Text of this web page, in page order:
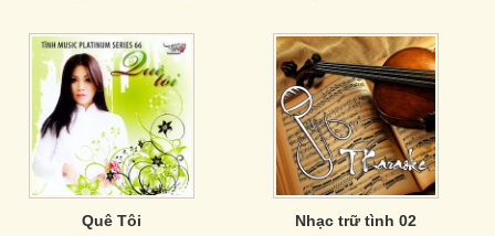
Quê Tôi Nhạc trữ tình 02